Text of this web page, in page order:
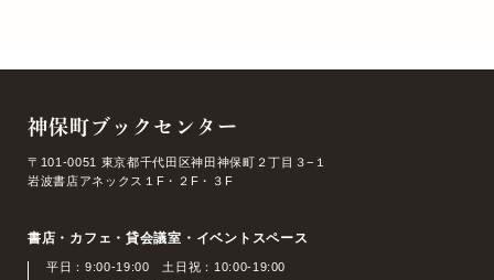
神保町ブックセンター
〒101-0051 東京都千代田区神田神保町２丁目３−１
岩波書店アネックス１F・２F・３F
書店・カフェ・貸会議室・イベントスペース
平日：9:00-19:00 土日祝：10:00-19:00